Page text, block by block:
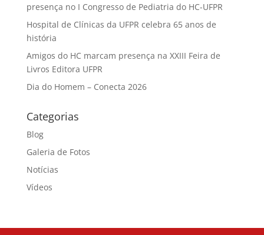
presença no I Congresso de Pediatria do HC-UFPR
Hospital de Clínicas da UFPR celebra 65 anos de
história
Amigos do HC marcam presença na XXIII Feira de
Livros Editora UFPR
Dia do Homem – Conecta 2026
Categorias
Blog
Galeria de Fotos
Notícias
Vídeos